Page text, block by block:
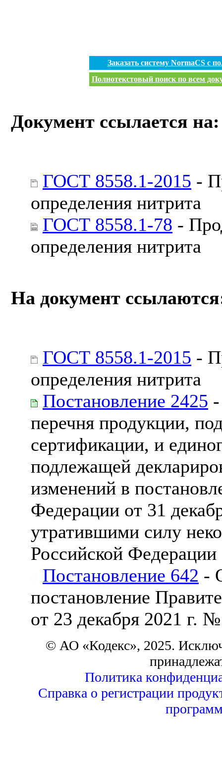
Заказать систему NormaCS с
Полнотекстовый поиск по всем
Документ ссылается на:
ГОСТ 8558.1-2015 -
определения нитрита
ГОСТ 8558.1-78 -
определения нитрита
На документ
ГОСТ 8558.1-2015 -
определения нитрита
Постановление 2425
перечня продукции,
сертификации, и
подлежащей
изменений в
Федерации от 31
утратившими силу
Российской Федерации
Постановление 642 -
постановление
от 23 декабря 2021 г.
© АО «Кодекс», 2025.
Политика
Справка о регистрации